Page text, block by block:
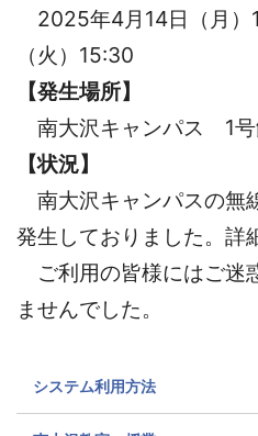
2025年4月14日（月
（火）15:30
【発生場所】
南大沢キャンパス 1
【状況】
南大沢キャンパスの無
発生しておりました。詳
ご利用の皆様にはご迷
ませんでした。
システム利用方法